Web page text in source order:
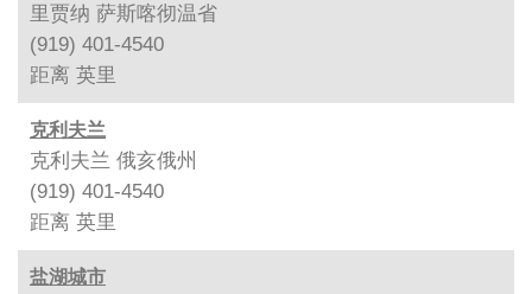
里贾纳 萨斯喀彻温省
(919) 401-4540
距离 英里
克利夫兰
克利夫兰 俄亥俄州
(919) 401-4540
距离 英里
盐湖城市